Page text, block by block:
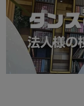
していただけた
価格・デザイン
おります。
ソファダイニ
たテーブルの
定期的なメン